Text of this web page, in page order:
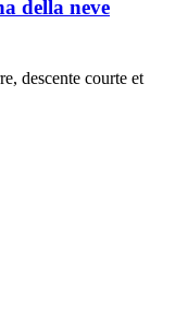
della neve
descente courte et